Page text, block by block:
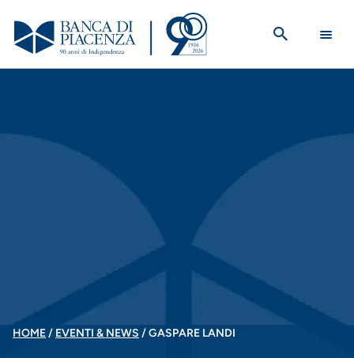
contenuto
principale
BRICIOLE
HOME EVENTI & NEWS GASPARE LANDI